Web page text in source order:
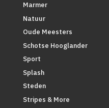
Marmer
Natuur
Oude Meesters
Schotse Hooglander
Sport
Splash
Steden
Stripes & More